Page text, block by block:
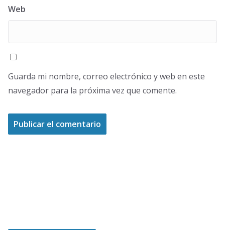
Web
Guarda mi nombre, correo electrónico y web en este
navegador para la próxima vez que comente.